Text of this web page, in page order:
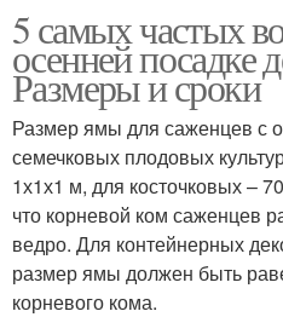
5 самых частых
осенней посадке
Размеры и сроки
Размер ямы для саженцев с
семечковых плодовых
1х1х1 м, для косточковых –
что корневой ком саженцев
ведро. Для контейнерных
размер ямы должен быть
корневого кома.